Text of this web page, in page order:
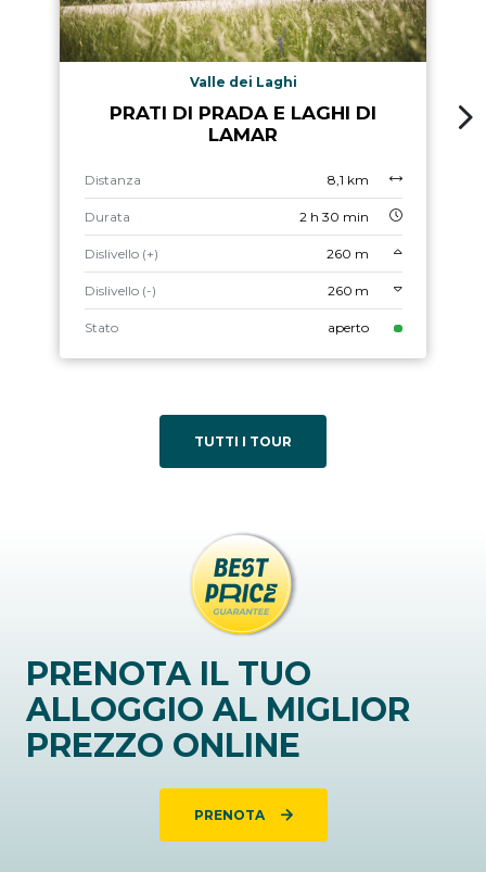
Valle dei Laghi
PRATI DI PRADA E LAGHI DI
LAMAR
Distanza 8,1 km
Durata 2 h 30 min
Dislivello (+) 260 m
Dislivello (-) 260 m
Stato aperto
TUTTI I TOUR
PRENOTA IL TUO
ALLOGGIO AL MIGLIOR
PREZZO ONLINE
PRENOTA